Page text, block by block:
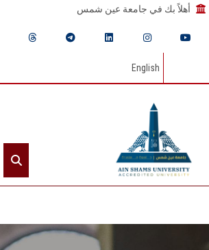
أهلاً بك في جامعة عين شمس
English
الرئيسيـة